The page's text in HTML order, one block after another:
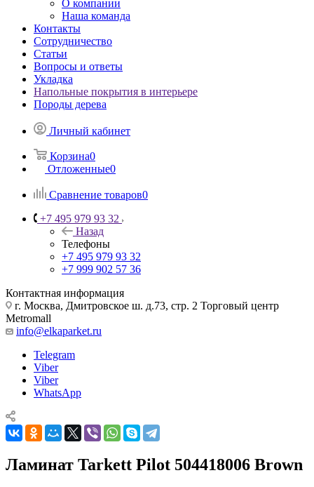
О компании
Наша команда
Контакты
Сотрудничество
Статьи
Вопросы и ответы
Укладка
Напольные покрытия в интерьере
Породы дерева
Личный кабинет
Корзина0
Отложенные0
Сравнение товаров0
+7 495 979 93 32
Назад
Телефоны
+7 495 979 93 32
+7 999 902 57 36
Контактная информация
г. Москва, Дмитровское ш. д.73, стр. 2 Торговый центр
Metromall
info@elkaparket.ru
Telegram
Viber
Viber
WhatsApp
Ламинат Tarkett Pilot 504418006 Brown